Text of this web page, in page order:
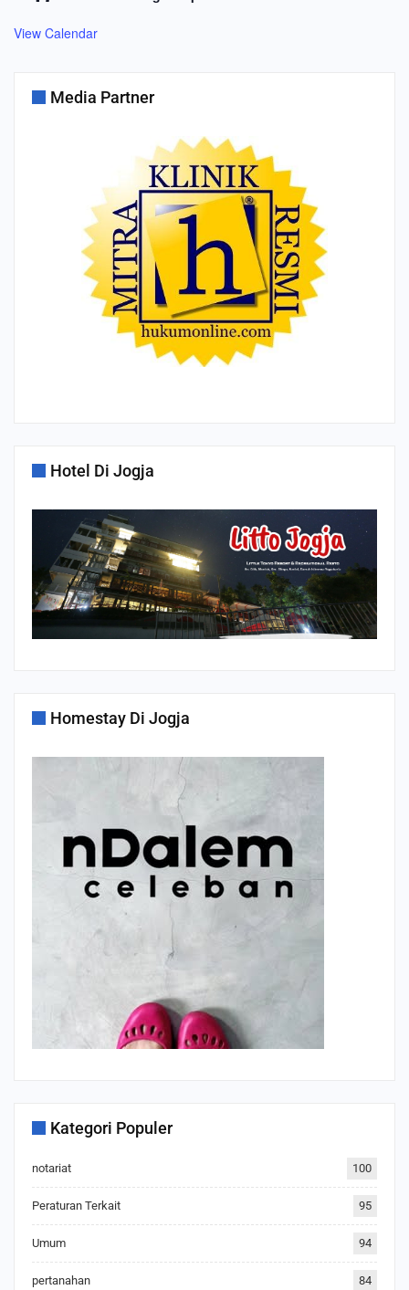
View Calendar
Media Partner
Hotel Di Jogja
Homestay Di Jogja
Kategori Populer
notariat 100
Peraturan Terkait 95
Umum 94
pertanahan 84